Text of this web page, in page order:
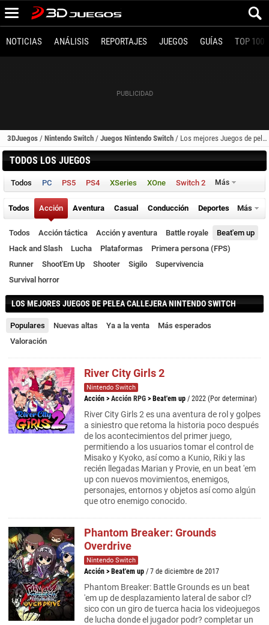
NOTICIAS ANÁLISIS REPORTAJES JUEGOS GUÍAS TOP 100
3DJuegos / Nintendo Switch / Juegos Nintendo Switch / Los mejores Juegos de pelea callejera (Nintendo Switch)
TODOS LOS JUEGOS
Todos PC PS5 PS4 XSeries XOne Switch 2 Más
Todos Acción Aventura Casual Conducción Deportes Más
Todos Acción táctica Acción y aventura Battle royale
Beat'em up
Hack and Slash
Lucha Plataformas
Primera persona (FPS)
Runner
Shoot'Em Up Shooter Sigilo
Supervivencia
Survival horror
LOS MEJORES JUEGOS DE PELEA CALLEJERA NINTENDO SWITCH
Populares Nuevas altas Ya a la venta
Más esperados
Valoración
River City Girls 2
Nintendo Switch
Acción > Acción RPG > Beat'em up / 2022 (Por determinar)
River City Girls 2 es una aventura de rol y golpes
a siniestro que retoma la historia poco después
de los acontecimientos del primer juego,
permitiendo a los usuarios tomar el control de
Misako y Kyoko, así como a Kunio, Riki y las
recién llegadas Marian y Provie, en un beat 'em
up con nuevos movimientos, enemigos,
personajes, entornos y objetos así como algún
que otro enemigo conocido.
Phantom Breaker: Grounds
Overdrive
Nintendo Switch
Acción > Beat'em up / 7 de diciembre de 2017
Phantom Breaker: Battle Grounds es un beat
'em up de desplazamiento lateral de sabor cl?
sico con un giro de tuerca hacia los videojuegos
de lucha donde el jugador podr? completar un